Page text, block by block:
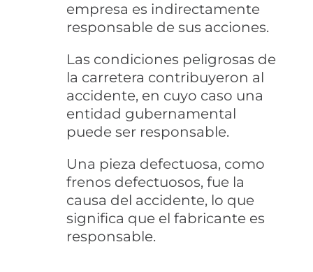
empresa es indirectamente
responsable de sus acciones.
Las condiciones peligrosas de
la carretera contribuyeron al
accidente, en cuyo caso una
entidad gubernamental
puede ser responsable.
Una pieza defectuosa, como
frenos defectuosos, fue la
causa del accidente, lo que
significa que el fabricante es
responsable.